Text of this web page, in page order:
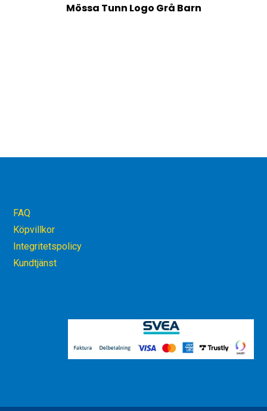
Mössa Tunn Logo Grå Barn
FAQ
Köpvillkor
Integritetspolicy
Kundtjänst